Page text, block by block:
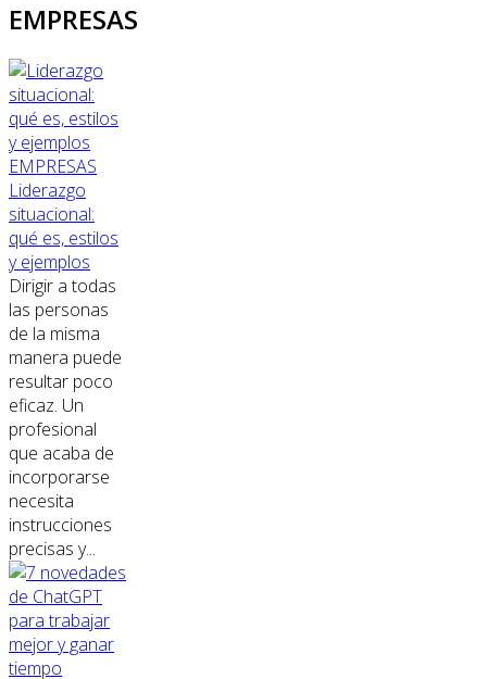
EMPRESAS
EMPRESAS
Liderazgo
situacional:
qué es, estilos
y ejemplos
Dirigir a todas
las personas
de la misma
manera puede
resultar poco
eficaz. Un
profesional
que acaba de
incorporarse
necesita
instrucciones
precisas y...